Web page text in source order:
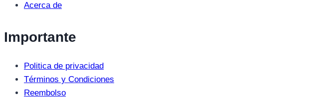
Acerca de
Importante
Politica de privacidad
Términos y Condiciones
Reembolso